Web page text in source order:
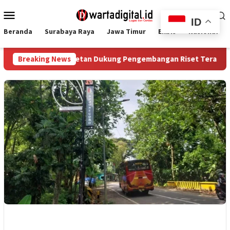
ke
Mobile
Beranda Surabaya Raya Jawa Timur Ekbis Nasional
Breaking News
Magetan Dukung Pengembangan Riset Terapan dan
ID